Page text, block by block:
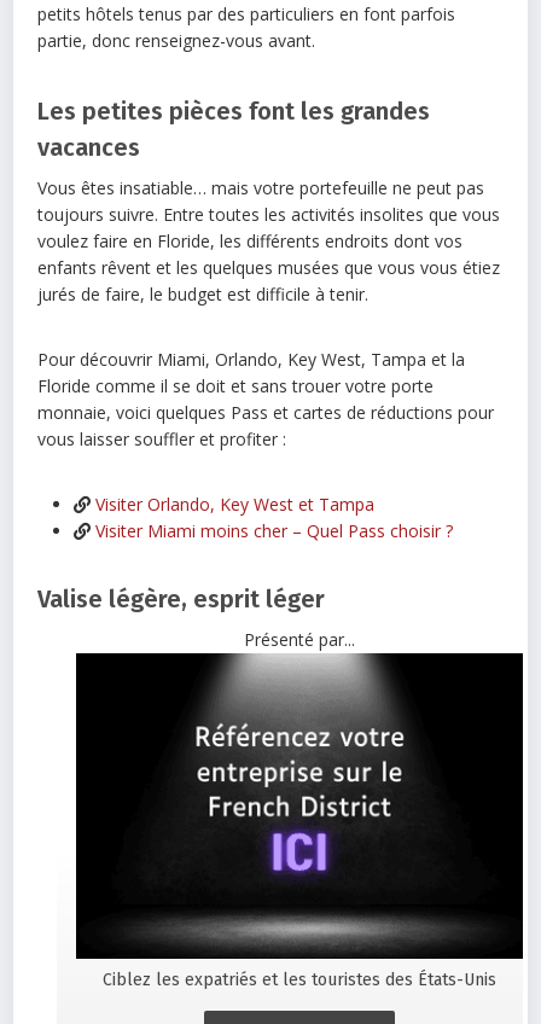
petits hôtels tenus par des particuliers en font parfois
partie, donc renseignez-vous avant.
Les petites pièces font les grandes
vacances
Vous êtes insatiable… mais votre portefeuille ne peut pas
toujours suivre. Entre toutes les activités insolites que vous
voulez faire en Floride, les différents endroits dont vos
enfants rêvent et les quelques musées que vous vous étiez
jurés de faire, le budget est difficile à tenir.
Pour découvrir Miami, Orlando, Key West, Tampa et la
Floride comme il se doit et sans trouer votre porte
monnaie, voici quelques Pass et cartes de réductions pour
vous laisser souffler et profiter :
Visiter Orlando, Key West et Tampa
Visiter Miami moins cher – Quel Pass choisir ?
Valise légère, esprit léger
Présenté par...
Ciblez les expatriés et les touristes des États-Unis